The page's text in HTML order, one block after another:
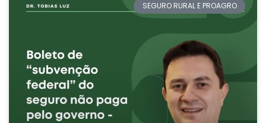
SEGURO RURAL E PROAGRO